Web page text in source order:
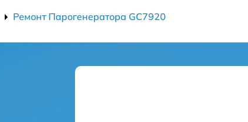
Ремонт Парогенератора GC7920